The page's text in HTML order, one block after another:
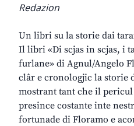
Redazion
Un libri su la storie dai
Il libri «Di scjas in scjas, i
furlane» di Agnul/Angelo
clâr e cronologjic la storie
mostrant tant che il
presince costante inte
fortunade di Floramo e